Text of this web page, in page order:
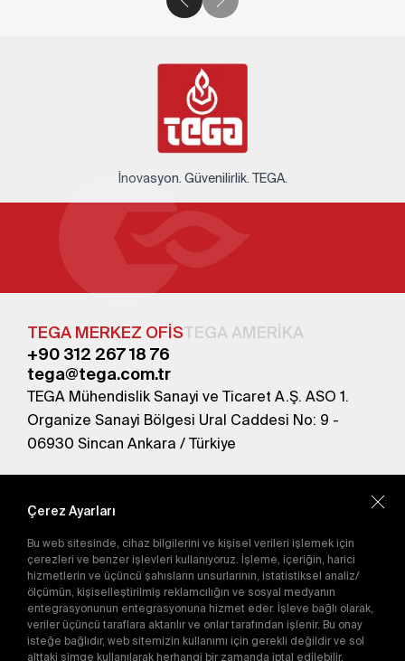
İnovasyon. Güvenilirlik. TEGA.
TEGA MERKEZ OFİSTEGA AMERİKA
+90 312 267 18 76
tega@tega.com.tr
TEGA Mühendislik Sanayi ve Ticaret A.Ş. ASO 1.
Organize Sanayi Bölgesi Ural Caddesi No: 9 -
06930 Sincan Ankara / Türkiye
abone olun.
Gönder
Abone olarakGizlilik Politikası'nı
kabul etmiş
olursunuz.
Çerez Ayarları
Bu web sitesinde, cihaz bilgilerini ve kişisel verileri işlemek için
çerezleri ve benzer işlevleri kullanıyoruz. İşleme, içeriğin, harici
hizmetlerin ve üçüncü şahısların unsurlarının, istatistiksel analiz/
ölçümün, kişiselleştirilmiş reklamcılığın ve sosyal medyanın
entegrasyonunun entegrasyonuna hizmet eder. İşleve bağlı olarak,
veriler üçüncü taraflara aktarılır ve onlar tarafından işlenir. Bu onay
isteğe bağlıdır, web sitemizin kullanımı için gerekli değildir ve sol
alttaki simge kullanılarak herhangi bir zamanda iptal edilebilir.